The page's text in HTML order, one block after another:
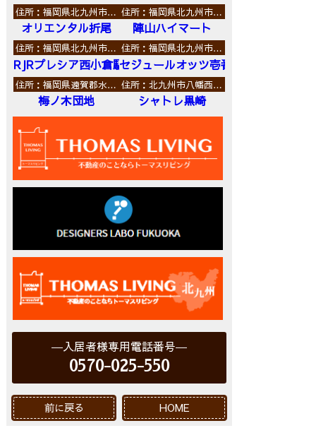
住所：福岡県北九州市…
オリエンタル折尾
住所：福岡県北九州市…
陣山ハイマート
住所：福岡県北九州市…
RJRプレシア西小倉駅前
住所：福岡県北九州市…
セジュールオッツ壱番館
住所：福岡県遠賀郡水…
梅ノ木団地
住所：北九州市八幡西…
シャトレ黒崎
入居者様専用電話番号
0570-025-550
前に戻る HOME